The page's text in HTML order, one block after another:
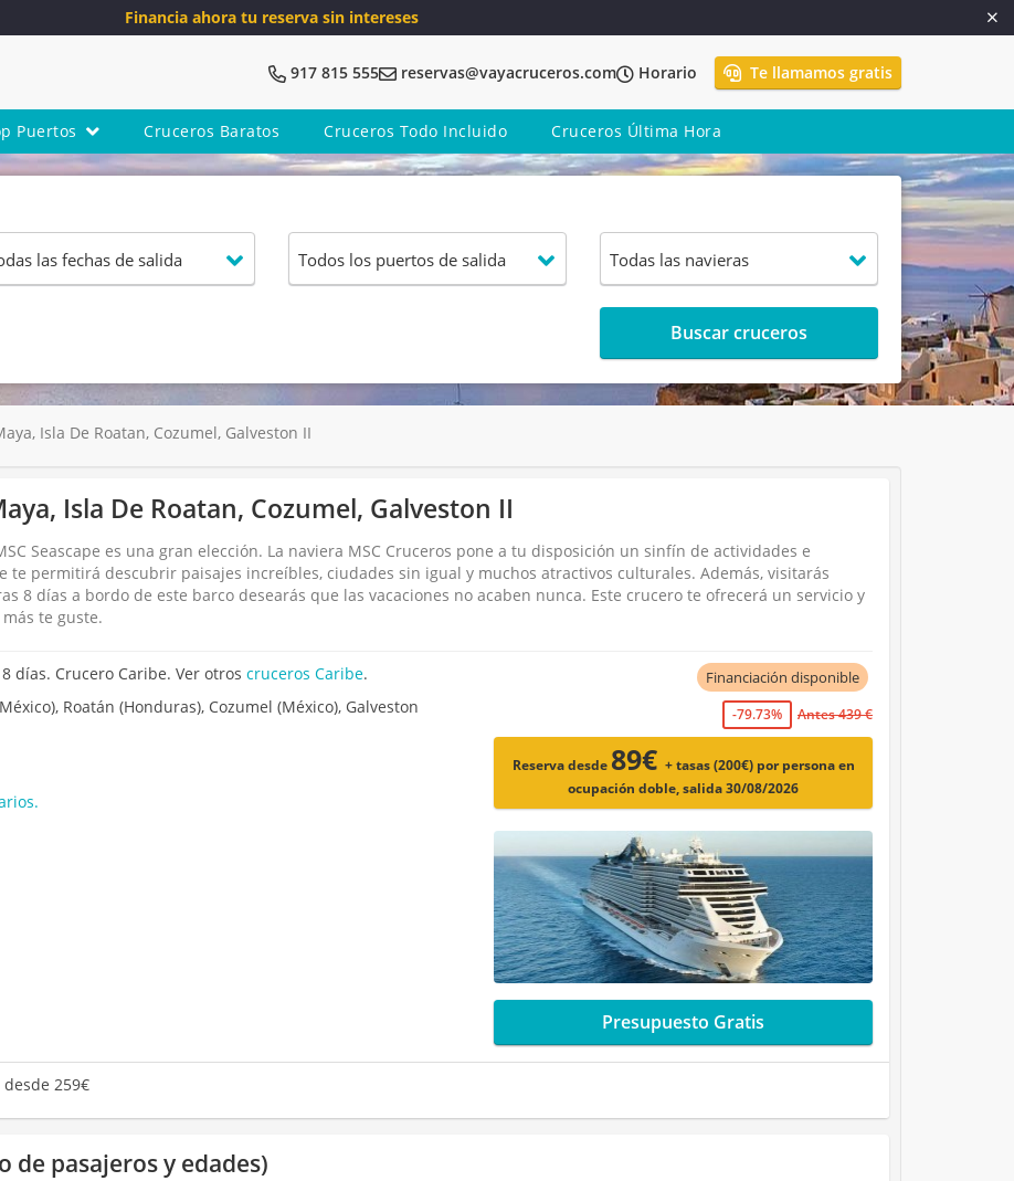
Financia ahora tu reserva sin intereses
917 815 555 reservas@vayacruceros.com Horario Te llamamos gratis
Puertos Cruceros Baratos Cruceros Todo Incluido Cruceros Última Hora
Buscar cruceros
Isla De Roatan, Cozumel, Galveston II
Isla De Roatan, Cozumel, Galveston II
Seascape es una gran elección. La naviera MSC Cruceros pone a tu disposición un sinfín de actividades e
te permitirá descubrir paisajes increíbles, ciudades sin igual y muchos atractivos culturales. Además, visitarás
8 días a bordo de este barco desearás que las vacaciones no acaben nunca. Este crucero te ofrecerá un servicio y
te guste.
días. Crucero Caribe. Ver otroscruceros Caribe.
Roatán (Honduras), Cozumel (México), Galveston
Financiación disponible
-79.73% Antes 439 €
Reserva desde 89€ + tasas (200€) por persona en
ocupación doble, salida 30/08/2026
Presupuesto Gratis
desde 259€
de pasajeros y edades)